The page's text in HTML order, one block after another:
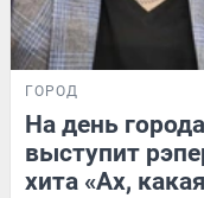
ГОРОД
На день
выступит
хита «Ах,